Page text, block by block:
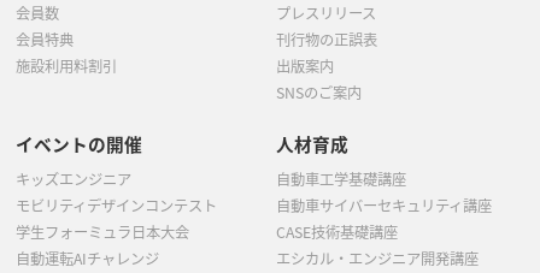
会員数
会員特典
施設利用料割引
プレスリリース
刊行物の正誤表
出版案内
SNSのご案内
イベントの開催
キッズエンジニア
モビリティデザインコンテスト
学生フォーミュラ日本大会
自動運転AIチャレンジ
人材育成
自動車工学基礎講座
自動車サイバーセキュリティ講座
CASE技術基礎講座
エシカル・エンジニア開発講座